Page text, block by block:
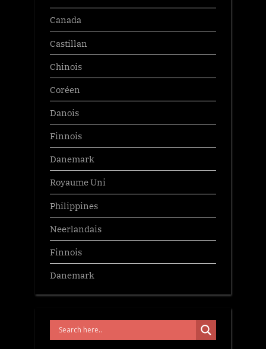
Canada
Castillan
Chinois
Coréen
Danois
Finnois
Danemark
Royaume Uni
Philippines
Neerlandais
Finnois
Danemark